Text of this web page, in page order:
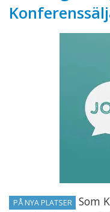
PÅ NYA PLATSER
Som